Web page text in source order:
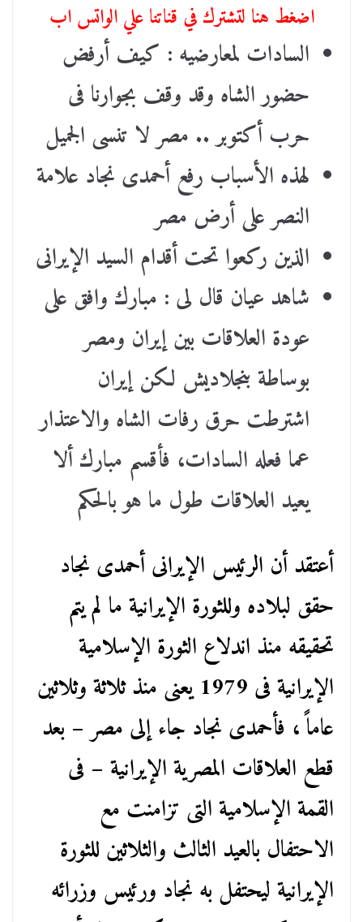
اضغط هنا لتشترك في قناتنا علي الواتس اب
السادات لمعارضيه : كيف أرفض
حضور الشاه وقد وقف بجوارنا فى
حرب أكتوبر .. مصر لا تنسى الجميل
لهذه الأسباب رفع أحمدى نجاد علامة
النصر على أرض مصر
الذين ركعوا تحت أقدام السيد الإيرانى
شاهد عيان قال لى : مبارك وافق على
عودة العلاقات بين إيران ومصر
بوساطة بنجلاديش لكن إيران
اشترطت حرق رفات الشاه والاعتذار
عما فعله السادات، فأقسم مبارك ألا
يعيد العلاقات طول ما هو بالحكم
أعتقد أن الرئيس الإيرانى أحمدى نجاد
حقق لبلاده وللثورة الإيرانية ما لم يتم
تحقيقه منذ اندلاع الثورة الإسلامية
الإيرانية فى 1979 يعنى منذ ثلاثة وثلاثين
عاماً ، فأحمدى نجاد جاء إلى مصر – بعد
قطع العلاقات المصرية الإيرانية – فى
القمة الإسلامية التى تزامنت مع
الاحتفال بالعيد الثالث والثلاثين للثورة
الإيرانية ليحتفل به نجاد ورئيس وزرائه